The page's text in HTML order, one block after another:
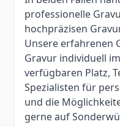
professionelle
hochpräzisen
Unsere erfahrenen
Gravur individuell
verfügbaren Platz,
Spezialisten für
und die
gerne auf